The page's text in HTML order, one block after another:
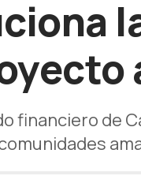
financiero de